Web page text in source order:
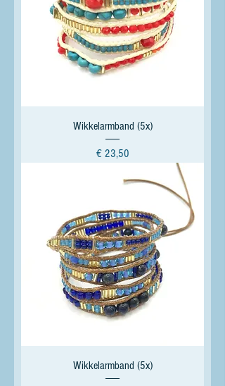
Wikkelarmband (5x)
Prijs
€ 23,50
Wikkelarmband (5x)